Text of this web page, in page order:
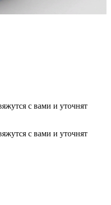
с вами и уточнят
с вами и уточнят